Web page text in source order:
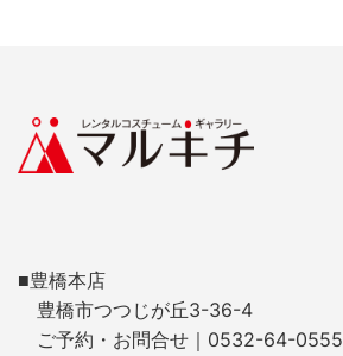
■豊橋本店
豊橋市つつじが丘3-36-4
ご予約・お問合せ｜0532-64-0555